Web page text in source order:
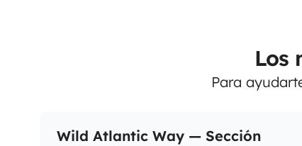
Los
Para
Wild Atlantic Way — Sección